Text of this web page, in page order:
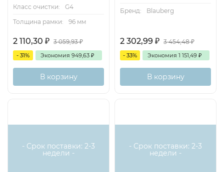
Класс очистки:
G4
Толщина рамки:
96 мм
2 110,30 ₽ 3 059,93₽
- 31% Экономия 949,63 ₽
В корзину
Бренд: Blauberg
2 302,99 ₽ 3 454,48₽
- 33% Экономия 1 151,49 ₽
В корзину
- Срок поставки: 2-3
недели -
- Срок поставки: 2-3
недели -